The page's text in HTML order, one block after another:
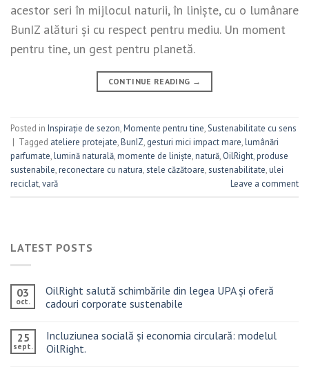
acestor seri în mijlocul naturii, în liniște, cu o lumânare
BunIZ alături și cu respect pentru mediu. Un moment
pentru tine, un gest pentru planetă.
CONTINUE READING →
Posted in Inspirație de sezon,Momente pentru tine,Sustenabilitate cu sens
| Tagged ateliere protejate,BunIZ, gesturi mici impact mare,lumânări
parfumate,lumină naturală,momente de liniște,natură, OilRight,produse
sustenabile,reconectare cu natura,stele căzătoare,sustenabilitate,ulei
reciclat,vară Leave a comment
LATEST POSTS
03
oct.
OilRight salută schimbările din legea UPA și oferă
cadouri corporate sustenabile
25
sept.
Incluziunea socială și economia circulară: modelul
OilRight.